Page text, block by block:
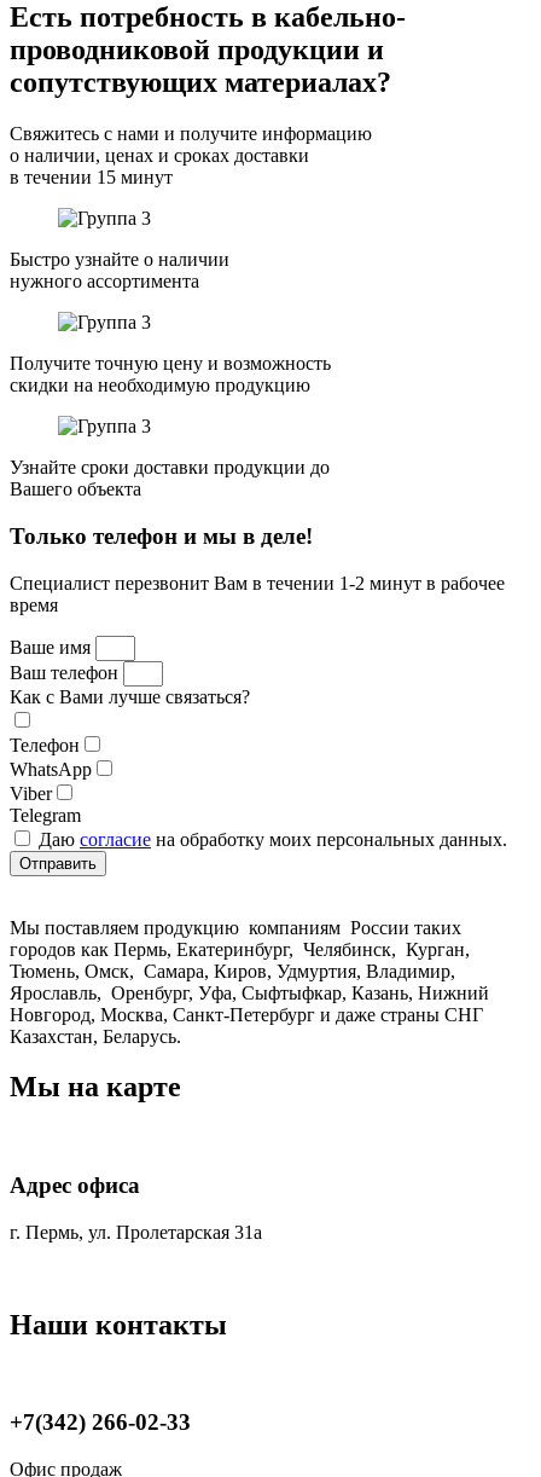
Есть потребность в кабельно-
проводниковой продукции и
сопутствующих материалах?
Свяжитесь с нами и получите информацию
о наличии, ценах и сроках доставки
в течении 15 минут
Быстро узнайте о наличии
нужного ассортимента
Получите точную цену и возможность
скидки на необходимую продукцию
Узнайте сроки доставки продукции до
Вашего объекта
Только телефон и мы в деле!
Специалист перезвонит Вам в течении 1-2 минут в рабочее
время
Ваше имя
Ваш телефон
Как с Вами лучше связаться?
Телефон
WhatsApp
Viber
Telegram
Даю согласие на обработку моих персональных данных.
Отправить
Мы поставляем продукцию компаниям России таких
городов как Пермь, Екатеринбург, Челябинск, Курган,
Тюмень, Омск, Самара, Киров, Удмуртия, Владимир,
Ярославль, Оренбург, Уфа, Сыфтыфкар, Казань, Нижний
Новгород, Москва, Санкт-Петербург и даже страны СНГ
Казахстан, Беларусь.
Мы на карте
Адрес офиса
г. Пермь, ул. Пролетарская 31а
Наши контакты
+7(342) 266-02-33
Офис продаж